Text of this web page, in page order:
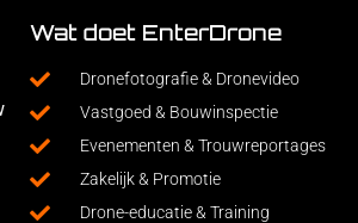
Wat doet EnterDrone
Dronefotografie & Dronevideo
Vastgoed & Bouwinspectie
Evenementen & Trouwreportages
Zakelijk & Promotie
Drone-educatie & Training